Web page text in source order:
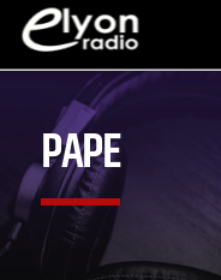
RADIO ELYON
ET ENCOURAGEANTE !
PAPE